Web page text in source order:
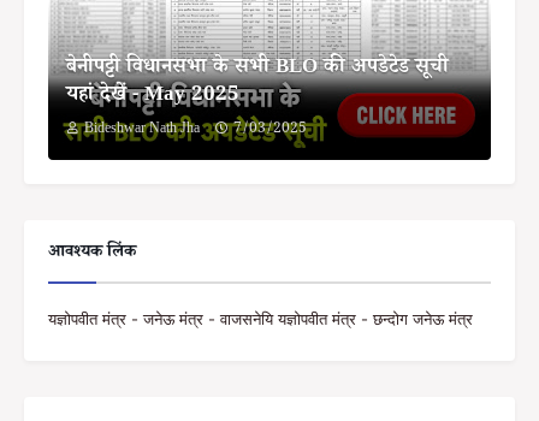
बेनीपट्टी विधानसभा के सभी BLO की अपडेटेड सूची
यहां देखें - May 2025
Bideshwar Nath Jha 7/03/2025
आवश्यक लिंक
यज्ञोपवीत मंत्र - जनेऊ मंत्र - वाजसनेयि यज्ञोपवीत मंत्र - छन्दोग जनेऊ मंत्र